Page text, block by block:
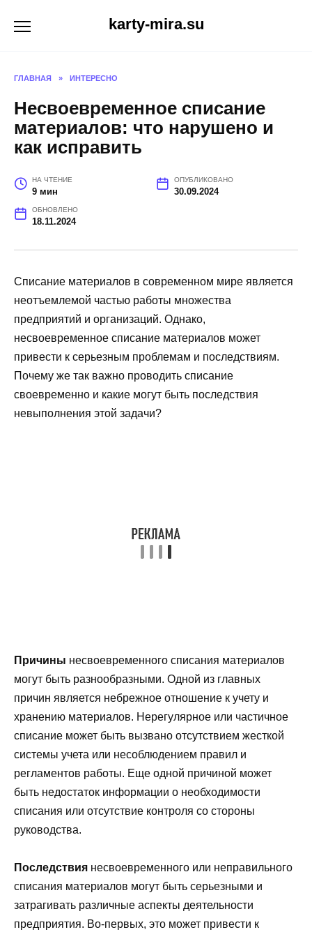
karty-mira.su
ГЛАВНАЯ » ИНТЕРЕСНО
Несвоевременное списание
материалов: что нарушено и
как исправить
НА ЧТЕНИЕ
9 мин
ОПУБЛИКОВАНО
30.09.2024
ОБНОВЛЕНО
18.11.2024
Списание материалов в современном мире является
неотъемлемой частью работы множества
предприятий и организаций. Однако,
несвоевременное списание материалов может
привести к серьезным проблемам и последствиям.
Почему же так важно проводить списание
своевременно и какие могут быть последствия
невыполнения этой задачи?
Причины несвоевременного списания материалов
могут быть разнообразными. Одной из главных
причин является небрежное отношение к учету и
хранению материалов. Нерегулярное или частичное
списание может быть вызвано отсутствием жесткой
системы учета или несоблюдением правил и
регламентов работы. Еще одной причиной может
быть недостаток информации о необходимости
списания или отсутствие контроля со стороны
руководства.
Последствия несвоевременного или неправильного
списания материалов могут быть серьезными и
затрагивать различные аспекты деятельности
предприятия. Во-первых, это может привести к